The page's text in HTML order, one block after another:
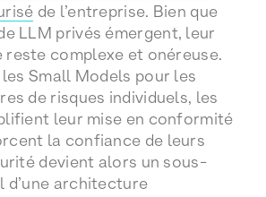
de l’entreprise. Bien que
LLM privés émergent, leur
complexe et onéreuse.
Small Models pour les
de risques individuels, les
leur mise en conformité
la confiance de leurs
devient alors un sous-
d’une architecture